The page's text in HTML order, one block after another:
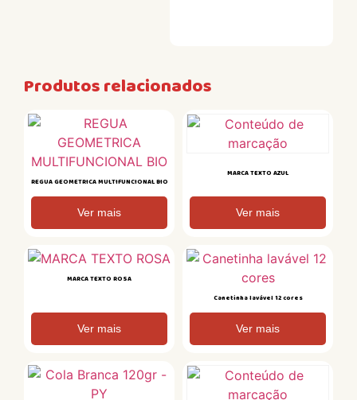
Produtos relacionados
REGUA GEOMETRICA MULTIFUNCIONAL BIO
Ver mais
MARCA TEXTO AZUL
Ver mais
MARCA TEXTO ROSA
Ver mais
Canetinha lavável 12 cores
Ver mais